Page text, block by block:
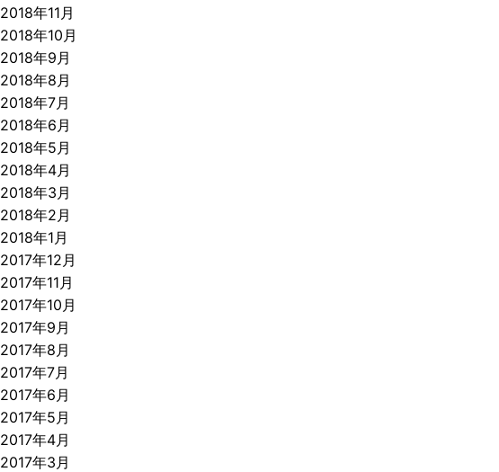
2018年11月
2018年10月
2018年9月
2018年8月
2018年7月
2018年6月
2018年5月
2018年4月
2018年3月
2018年2月
2018年1月
2017年12月
2017年11月
2017年10月
2017年9月
2017年8月
2017年7月
2017年6月
2017年5月
2017年4月
2017年3月